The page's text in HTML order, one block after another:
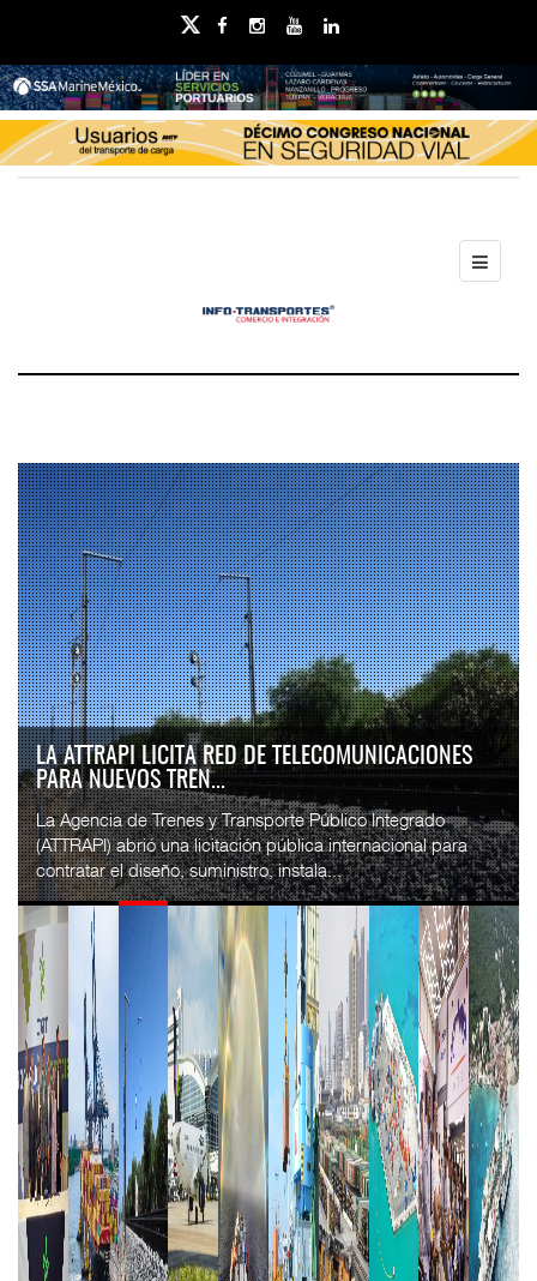
IT-ANÁLISIS: VOLARIS ABRIRÁ RUTA ENTRE
WASHINGTON DULLES Y G...
⮕ IA y automatización redefinen operación aeroportuaria
⮕ Bombardier exhibe Challenger 3500 en LABACE 2026
Volaris anunció una nueva ru...